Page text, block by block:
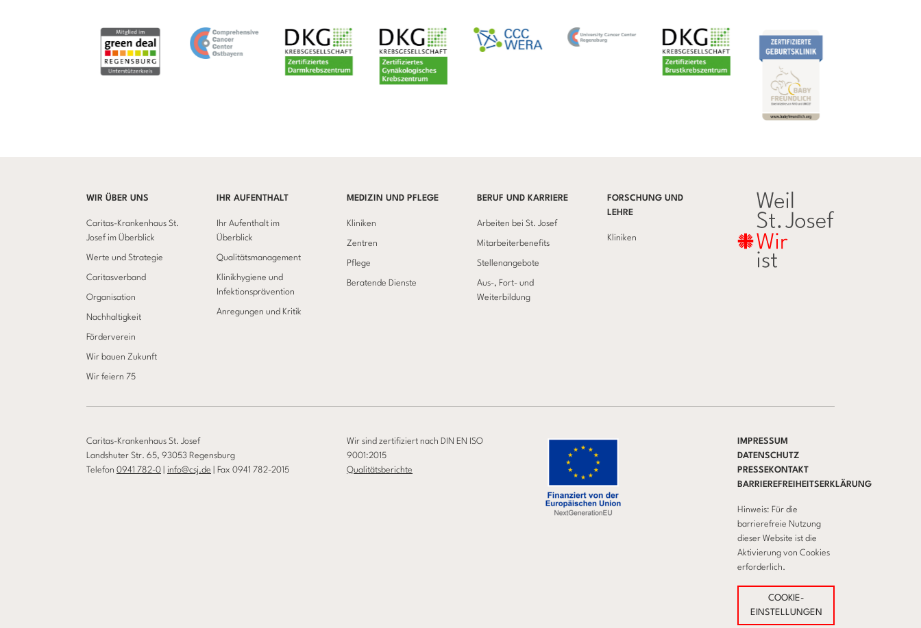
WIR ÜBER UNS
Caritas-Krankenhaus St.
Josef im Überblick
Werte und Strategie
Caritasverband
Organisation
Nachhaltigkeit
Förderverein
Wir bauen Zukunft
Wir feiern 75
IHR AUFENTHALT
Ihr Aufenthalt im
Überblick
Qualitätsmanagement
Klinikhygiene und
Infektionsprävention
Anregungen und Kritik
MEDIZIN UND PFLEGE
Kliniken
Zentren
Pflege
Beratende Dienste
BERUF UND KARRIERE
Arbeiten bei St. Josef
Mitarbeiterbenefits
Stellenangebote
Aus-, Fort- und
Weiterbildung
FORSCHUNG UND
LEHRE
Kliniken
Caritas-Krankenhaus St. Josef
Landshuter Str. 65, 93053 Regensburg
Telefon 0941 782-0 info@csj.de | Fax 0941 782-2015
Wir sind zertifiziert nach DIN EN ISO
9001:2015
Qualitätsberichte
IMPRESSUM
DATENSCHUTZ
PRESSEKONTAKT
BARRIEREFREIHEITSERKLÄRUNG
Hinweis: Für die
barrierefreie Nutzung
dieser Website ist die
Aktivierung von Cookies
erforderlich.
COOKIE-
EINSTELLUNGEN